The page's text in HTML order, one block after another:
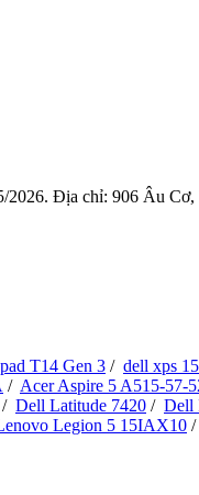
Địa chỉ: 906 Âu
T14 Gen 3 / dell xps
/ Acer Aspire 5 A515-57-
/ Dell Latitude 7420 / Dell
Legion 5 15IAX10 /